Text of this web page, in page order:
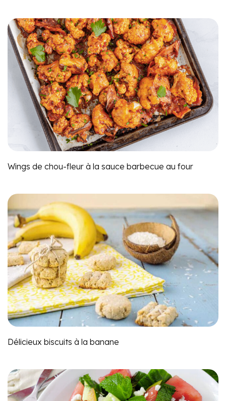
Wings de chou-fleur à la sauce barbecue au four
Délicieux biscuits à la banane